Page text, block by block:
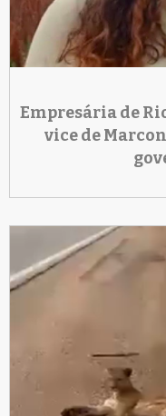
Empresária de
vice de